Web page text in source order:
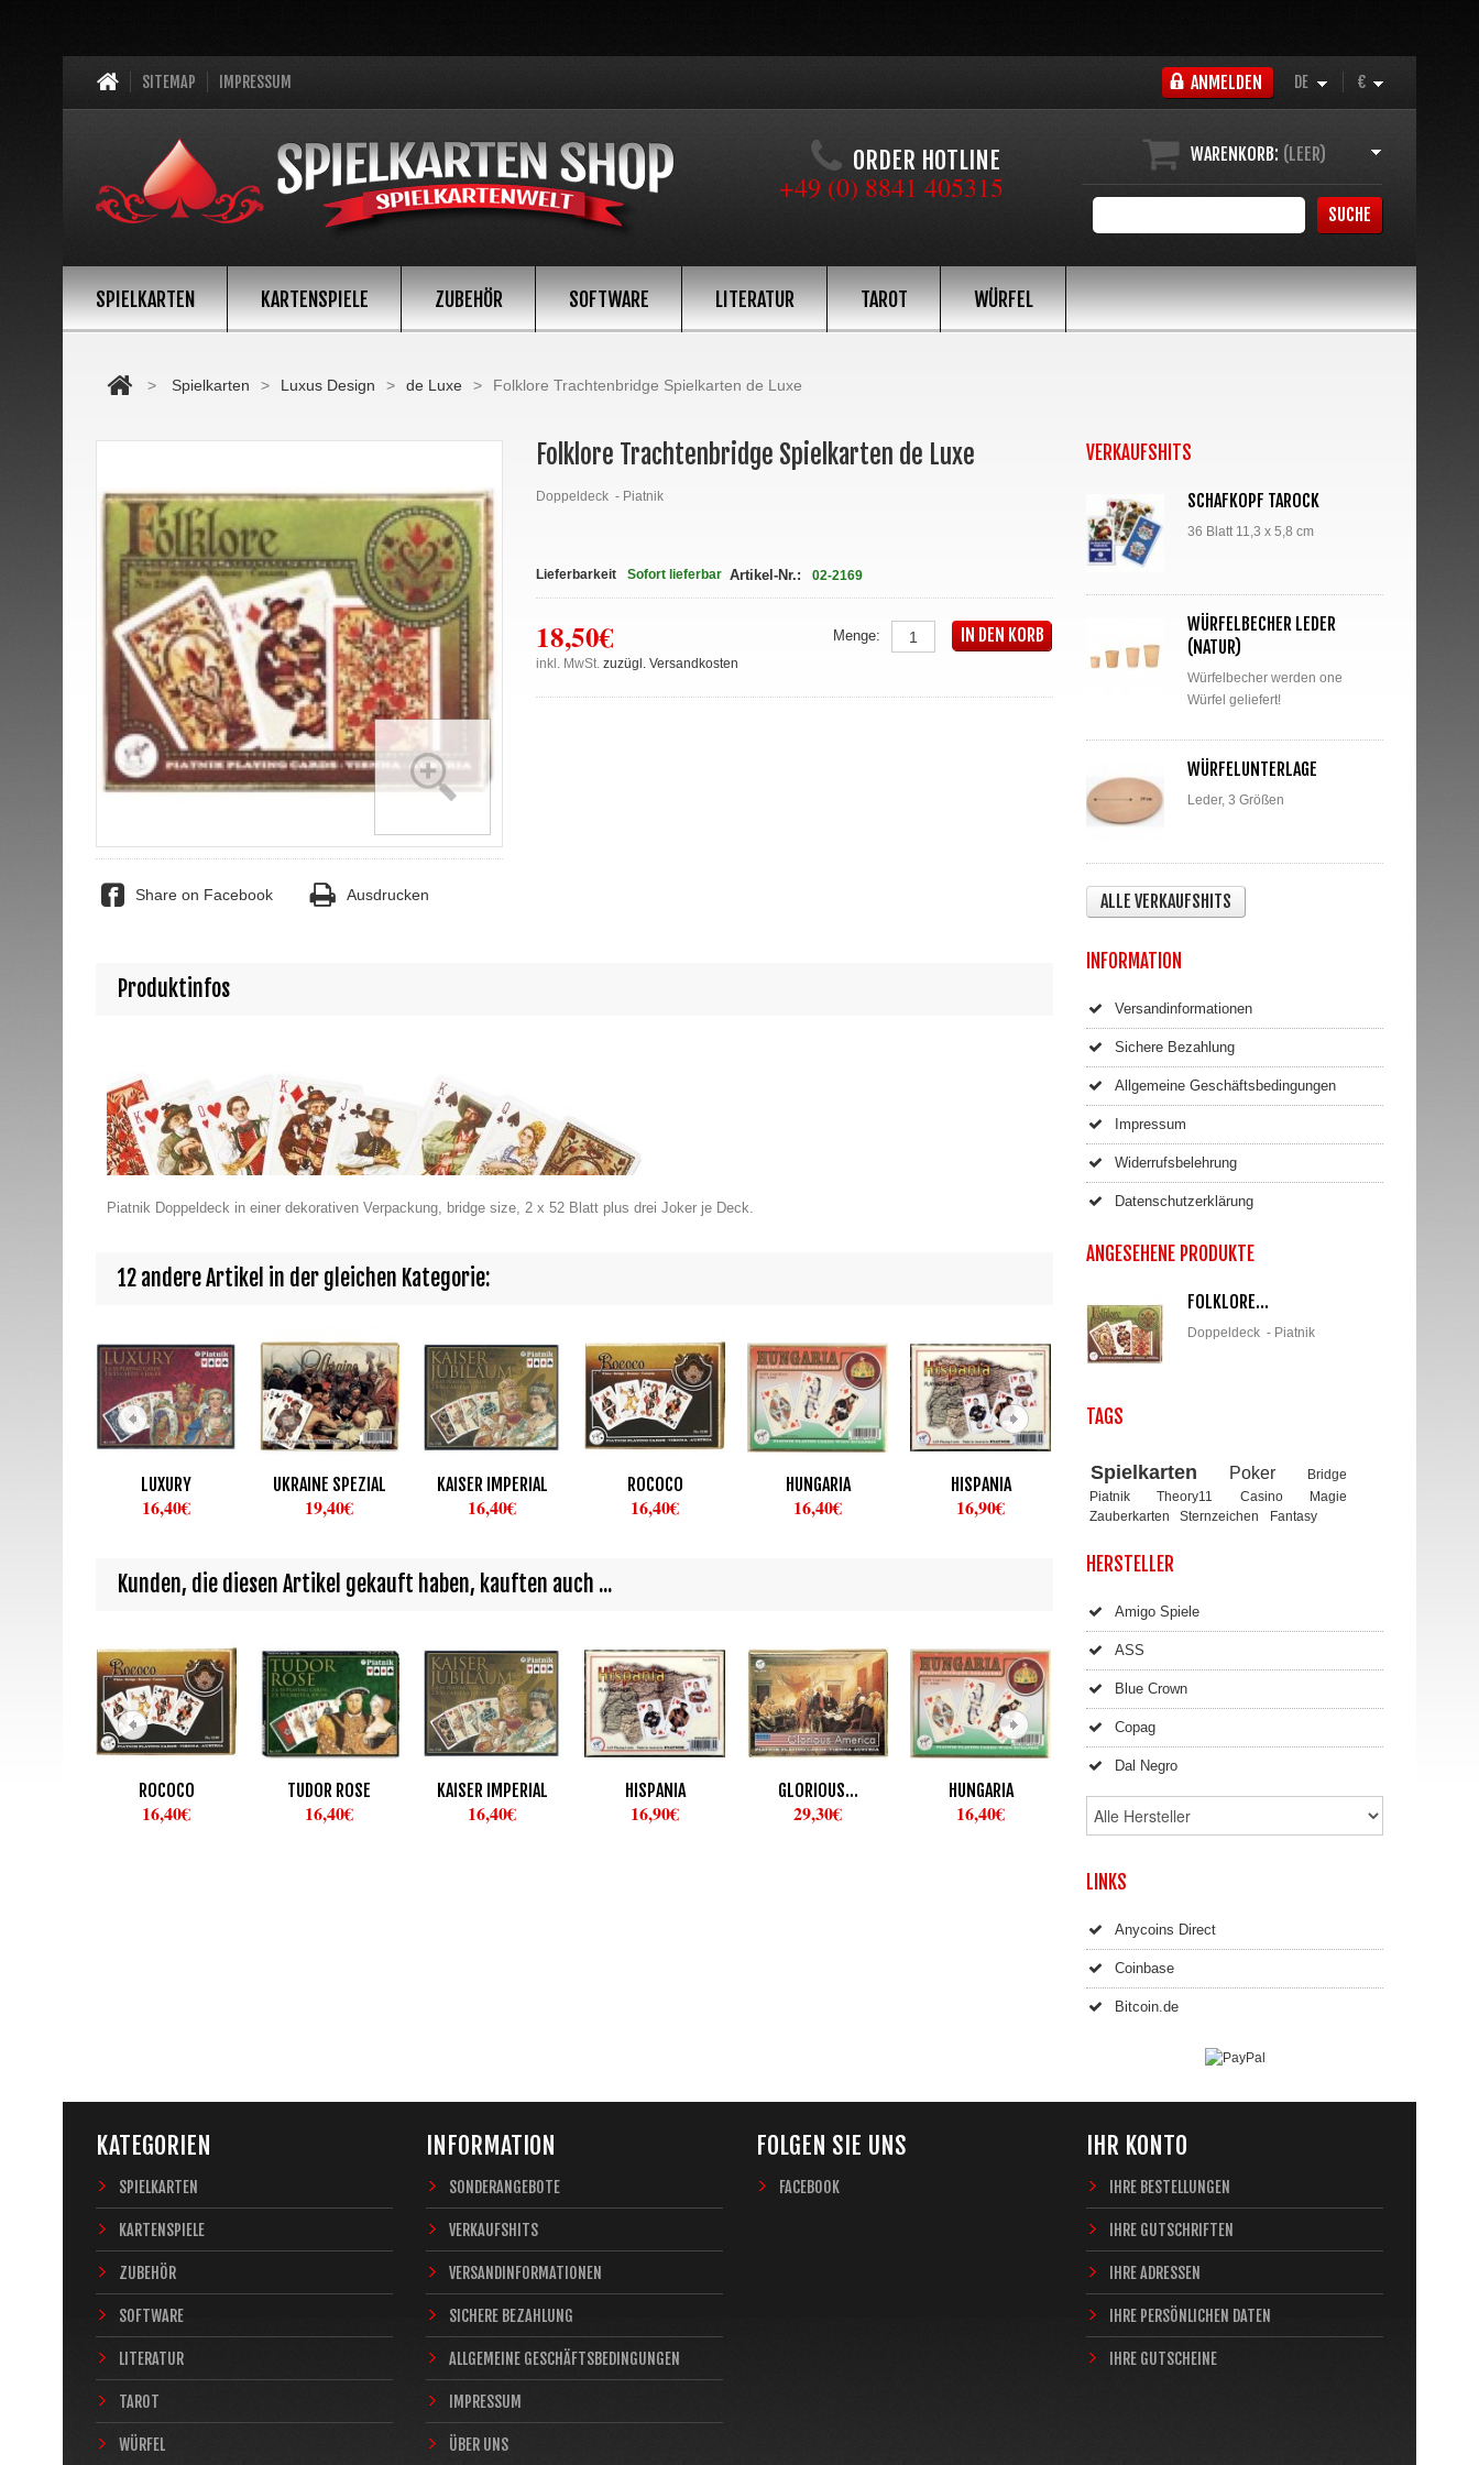
DE €
SITEMAP IMPRESSUM
SUCHE
ANMELDEN
WARENKORB: (LEER)
SPIELKARTEN KARTENSPIELE ZUBEHÖR SOFTWARE LITERATUR TAROT WÜRFEL
ORDER HOTLINE
+49 (0) 8841 405315
> Spielkarten > Luxus Design > de Luxe > Folklore Trachtenbridge Spielkarten de Luxe
Share on Facebook Ausdrucken
Folklore Trachtenbridge Spielkarten de Luxe
Doppeldeck - Piatnik
Lieferbarkeit Sofort lieferbar Artikel-Nr.: 02-2169
18,50€
inkl. MwSt. zuzügl. Versandkosten
IN DEN KORB
Menge:
Produktinfos
Piatnik Doppeldeck in einer dekorativen Verpackung, bridge size, 2 x 52 Blatt plus drei Joker je Deck.
12 andere Artikel in der gleichen Kategorie:
LUXURY
16,40€
UKRAINE SPEZIAL
19,40€
KAISER IMPERIAL
16,40€
ROCOCO
16,40€
HUNGARIA
16,40€
HISPANIA
16,90€
TUDOR ROSE
16,40€
FRANCE ROYAL
16,40€
Kunden, die diesen Artikel gekauft haben, kauften auch ...
ROCOCO
16,40€
TUDOR ROSE
16,40€
KAISER IMPERIAL
16,40€
HISPANIA
16,90€
GLORIOUS...
29,30€
HUNGARIA
16,40€
BOHEMIA /...
16,40€
POLONIA
VERKAUFSHITS
SCHAFKOPF TAROCK
36 Blatt 11,3 x 5,8 cm
WÜRFELBECHER LEDER
(NATUR)
Würfelbecher werden one
Würfel geliefert!
WÜRFELUNTERLAGE
Leder, 3 Größen
ALLE VERKAUFSHITS
INFORMATION
Versandinformationen
Sichere Bezahlung
Allgemeine Geschäftsbedingungen
Impressum
Widerrufsbelehrung
Datenschutzerklärung
ANGESEHENE PRODUKTE
FOLKLORE...
Doppeldeck - Piatnik
TAGS
Spielkarten Poker
Bridge
Piatnik
Theory11 Casino
Magie
Zauberkarten
Sternzeichen Fantasy
HERSTELLER
Amigo Spiele
ASS
Blue Crown
Copag
Dal Negro
LINKS
Anycoins Direct
Coinbase
Bitcoin.de
KATEGORIEN
SPIELKARTEN
KARTENSPIELE
ZUBEHÖR
SOFTWARE
LITERATUR
TAROT
WÜRFEL
INFORMATION
SONDERANGEBOTE
VERKAUFSHITS
VERSANDINFORMATIONEN
SICHERE BEZAHLUNG
ALLGEMEINE GESCHÄFTSBEDINGUNGEN
IMPRESSUM
ÜBER UNS
FOLGEN SIE UNS
FACEBOOK
IHR KONTO
IHRE BESTELLUNGEN
IHRE GUTSCHRIFTEN
IHRE ADRESSEN
IHRE PERSÖNLICHEN DATEN
IHRE GUTSCHEINE